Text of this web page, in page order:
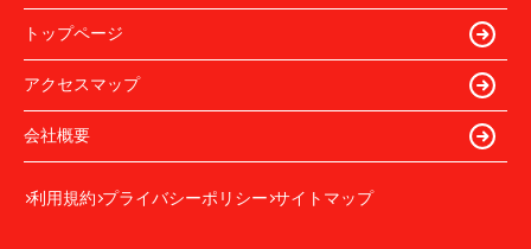
トップページ
アクセスマップ
会社概要
利用規約 プライバシーポリシー サイトマップ